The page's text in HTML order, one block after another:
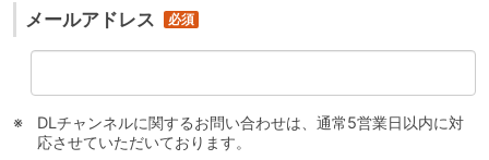
メールアドレス
DLチャンネルに関するお問い合わせは、通常5営業日以内に対
応させていただいております。